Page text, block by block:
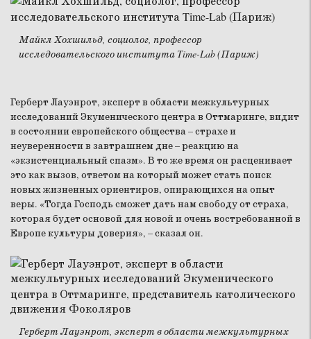
Майкл Хохшильд, социолог, профессор
исследовательского института Time-Lab (Париж)
Герберт Лауэнрот, эксперт в области межкультурных
исследований Экуменического центра в Оттмаринге, видит
в состоянии европейского общества – страхе и
неуверенности в завтрашнем дне – реакцию на
«экзистенциальный спазм». В то же время он расценивает
это как вызов, ответом на который может стать поиск
новых жизненных ориентиров, опирающихся на опыт
веры. «Тогда Господь сможет дать нам свободу от страха,
которая будет основой для новой и очень востребованной в
Европе культуры доверия», – сказал он.
Герберт Лауэнрот, эксперт в области межкультурных